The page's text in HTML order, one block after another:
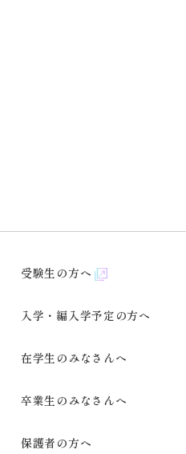
受験生の方へ
入学・編入学予定の方へ
在学生のみなさんへ
卒業生のみなさんへ
保護者の方へ